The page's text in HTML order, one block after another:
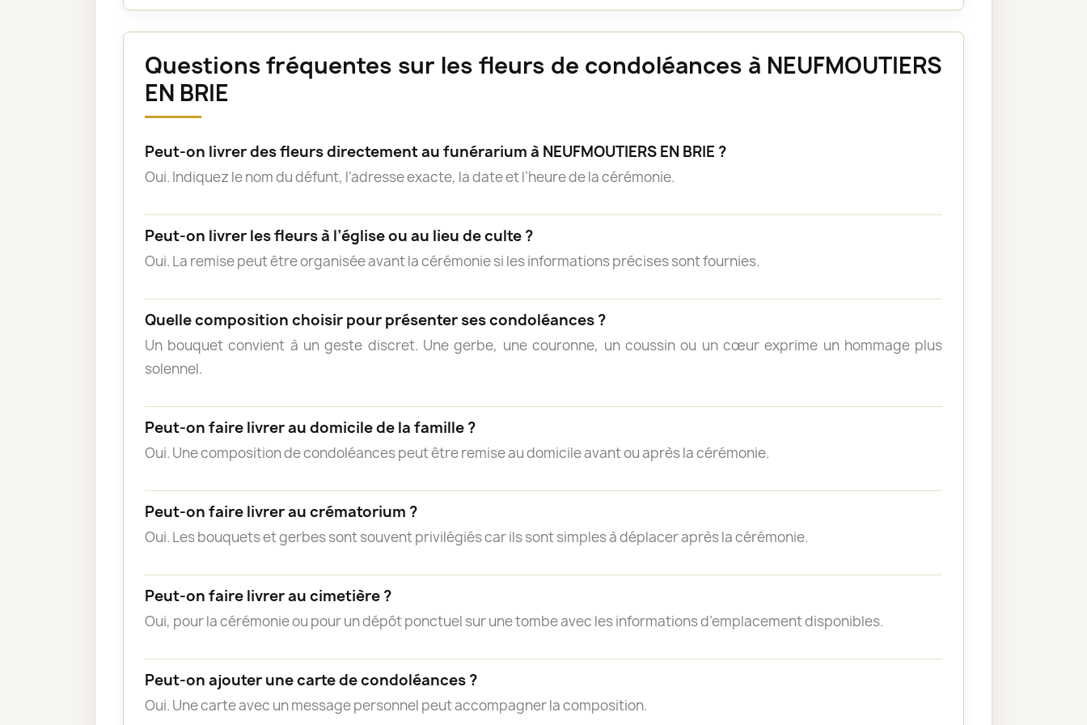
Questions fréquentes sur les fleurs de condoléances à NEUFMOUTIERS
EN BRIE
Peut-on livrer des fleurs directement au funérarium à NEUFMOUTIERS EN BRIE ?
Oui. Indiquez le nom du défunt, l’adresse exacte, la date et l’heure de la cérémonie.
Peut-on livrer les fleurs à l’église ou au lieu de culte ?
Oui. La remise peut être organisée avant la cérémonie si les informations précises sont fournies.
Quelle composition choisir pour présenter ses condoléances ?
Un bouquet convient à un geste discret. Une gerbe, une couronne, un coussin ou un cœur exprime un hommage plus
solennel.
Peut-on faire livrer au domicile de la famille ?
Oui. Une composition de condoléances peut être remise au domicile avant ou après la cérémonie.
Peut-on faire livrer au crématorium ?
Oui. Les bouquets et gerbes sont souvent privilégiés car ils sont simples à déplacer après la cérémonie.
Peut-on faire livrer au cimetière ?
Oui, pour la cérémonie ou pour un dépôt ponctuel sur une tombe avec les informations d’emplacement disponibles.
Peut-on ajouter une carte de condoléances ?
Oui. Une carte avec un message personnel peut accompagner la composition.